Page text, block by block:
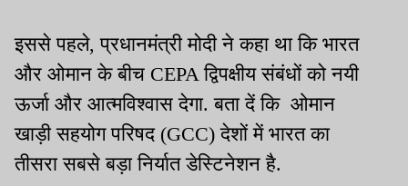
इससे पहले, प्रधानमंत्री मोदी ने कहा था कि भारत
और ओमान के बीच CEPA द्विपक्षीय संबंधों को नयी
ऊर्जा और आत्मविश्वास देगा. बता दें कि ओमान
खाड़ी सहयोग परिषद (GCC) देशों में भारत का
तीसरा सबसे बड़ा निर्यात डेस्टिनेशन है.